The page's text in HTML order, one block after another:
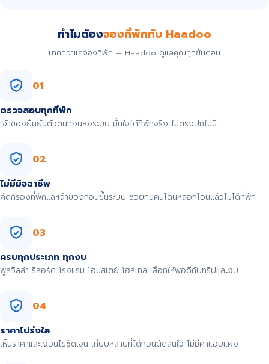
ทำไมต้องจองที่พักกับ Haadoo
มากกว่าแค่จองที่พัก — Haadoo ดูแลคุณทุกขั้นตอน
01
ตรวจสอบทุกที่พัก
เจ้าของยืนยันตัวตนก่อนลงระบบ มั่นใจได้ที่พักจริง ไม่ตรงปกไม่มี
02
ไม่มีมิจฉาชีพ
คัดกรองที่พักและเจ้าของก่อนขึ้นระบบ ช่วยกันคนโดนหลอกโอนแล้วไม่ได้ที่พัก
03
ครบทุกประเภท ทุกงบ
พูลวิลล่า รีสอร์ต โรงแรม โฮมสเตย์ โฮสเทล เลือกให้พอดีกับทริปและงบ
04
ราคาโปร่งใส
เห็นราคาและเงื่อนไขชัดเจน เทียบหลายที่ได้ก่อนตัดสินใจ ไม่มีค่าแอบแฝง